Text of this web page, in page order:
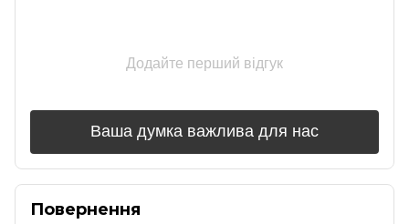
Додайте перший відгук
Ваша думка важлива для нас
Повернення